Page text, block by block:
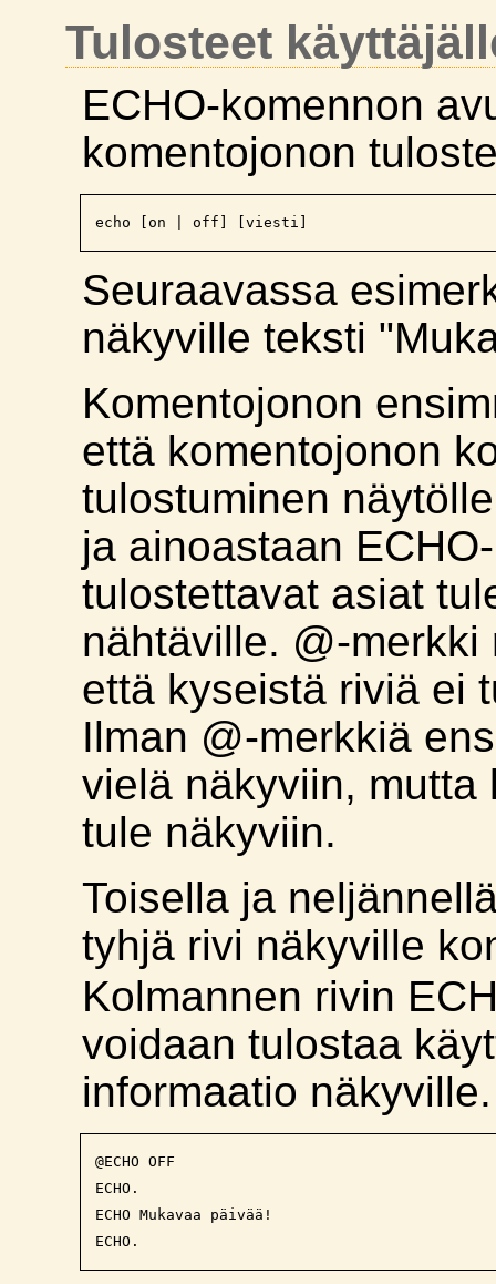
Tulosteet
ECHO-komennon
komentojonon
Seuraavassa
näkyville teksti
Komentojonon
että komentojonon
tulostuminen
ja ainoastaan
tulostettavat asiat
nähtäville. @-
että kyseistä riviä ei
Ilman @-merkkiä
vielä näkyviin, mutta
tule näkyviin.
Toisella ja
tyhjä rivi näkyville
Kolmannen rivin
voidaan tulostaa
informaatio näkyville.
@ECHO OFF
ECHO.
ECHO Mukavaa päivää!